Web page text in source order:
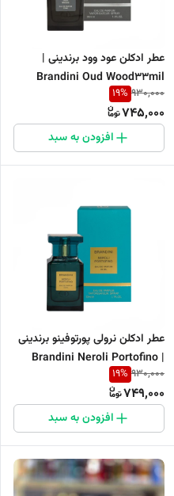
عطر ادکلن عود وود برندینی |
Brandini Oud Wood33mil
930,000
19%
745,000
افزودن به سبد
عطر ادکلن نرولی پورتوفینو برندینی
| Brandini Neroli Portofino
930,000
19%
749,000
افزودن به سبد